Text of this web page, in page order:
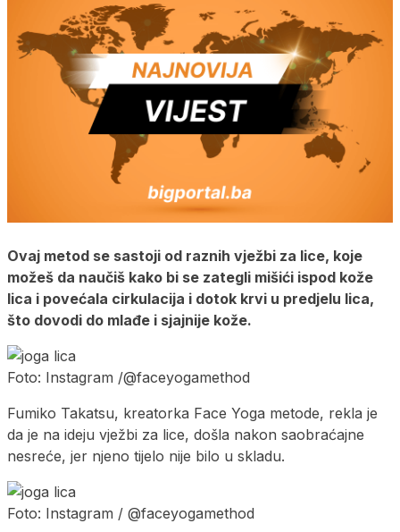
Ovaj metod se sastoji od raznih vježbi za lice, koje
možeš da naučiš kako bi se zategli mišići ispod kože
lica i povećala cirkulacija i dotok krvi u predjelu lica,
što dovodi do mlađe i sjajnije kože.
Foto: Instagram /@faceyogamethod
Fumiko Takatsu, kreatorka Face Yoga metode, rekla je
da je na ideju vježbi za lice, došla nakon saobraćajne
nesreće, jer njeno tijelo nije bilo u skladu.
Foto: Instagram / @faceyogamethod